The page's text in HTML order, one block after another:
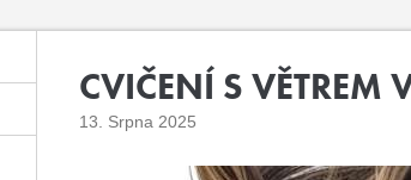
CVIČENÍ S VĚTREM
13. Srpna 2025